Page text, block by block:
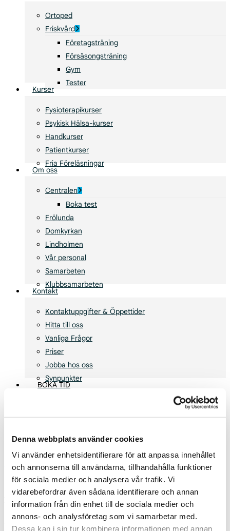
Denna webbplats använder cookies
Vi använder enhetsidentifierare för att anpassa innehållet
och annonserna till användarna, tillhandahålla funktioner
för sociala medier och analysera vår trafik. Vi
vidarebefordrar även sådana identifierare och annan
information från din enhet till de sociala medier och
annons- och analysföretag som vi samarbetar med.
Dessa kan i sin tur kombinera informationen med annan
Ortoped
Friskvård
Företagsträning
Försäsongsträning
Gym
Tester
Kurser
Fysioterapikurser
Psykisk Hälsa-kurser
Handkurser
Patientkurser
Fria Föreläsningar
Om oss
Centralen
Boka test
Frölunda
Domkyrkan
Lindholmen
Vår personal
Samarbeten
Klubbsamarbeten
Kontakt
Kontaktuppgifter & Öppettider
Hitta till oss
Vanliga Frågor
Priser
Jobba hos oss
Synpunkter
BOKA TID
Fysioterapi & Handterapi Knäskador Korsbandsskada
Rehabilitering